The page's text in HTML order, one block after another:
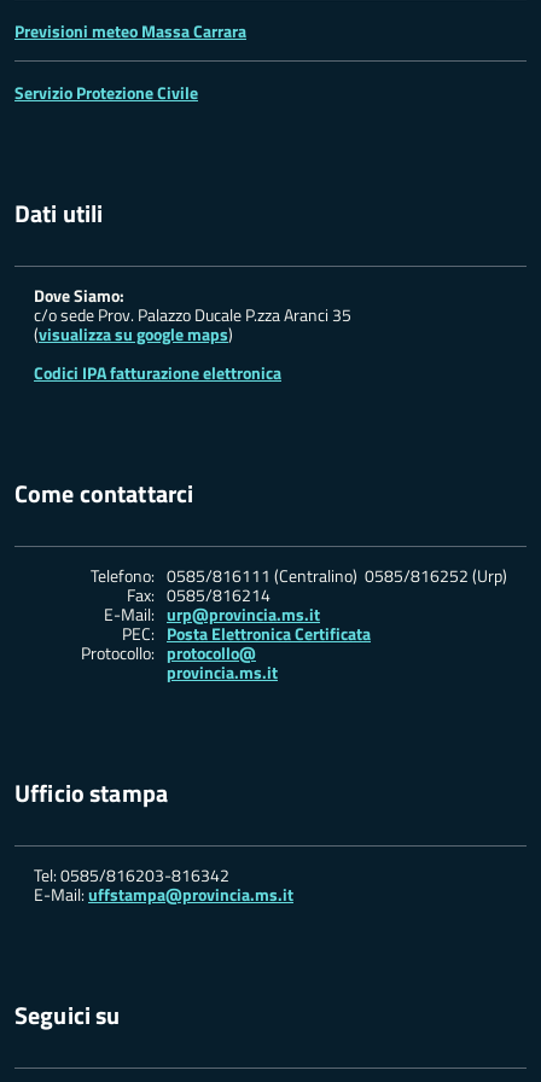
Previsioni meteo Massa Carrara
Servizio Protezione Civile
Dati utili
Dove Siamo:
c/o sede Prov. Palazzo Ducale P.zza Aranci 35
(visualizza su google maps)
Codici IPA fatturazione elettronica
Come contattarci
Telefono: 0585/816111 (Centralino) 0585/816252 (Urp)
Fax: 0585/816214
E-Mail: urp@provincia.ms.it
PEC: Posta Elettronica Certificata
Protocollo: protocollo@
provincia.ms.it
Ufficio stampa
Tel: 0585/816203-816342
E-Mail:uffstampa@provincia.ms.it
Seguici su